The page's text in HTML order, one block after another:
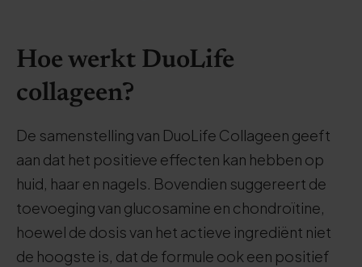
Hoe werkt DuoLife
collageen?
De samenstelling van DuoLife Collageen geeft
aan dat het positieve effecten kan hebben op
huid, haar en nagels. Bovendien suggereert de
toevoeging van glucosamine en chondroïtine,
hoewel de dosis van het actieve ingrediënt niet
de hoogste is, dat de formule ook een positief